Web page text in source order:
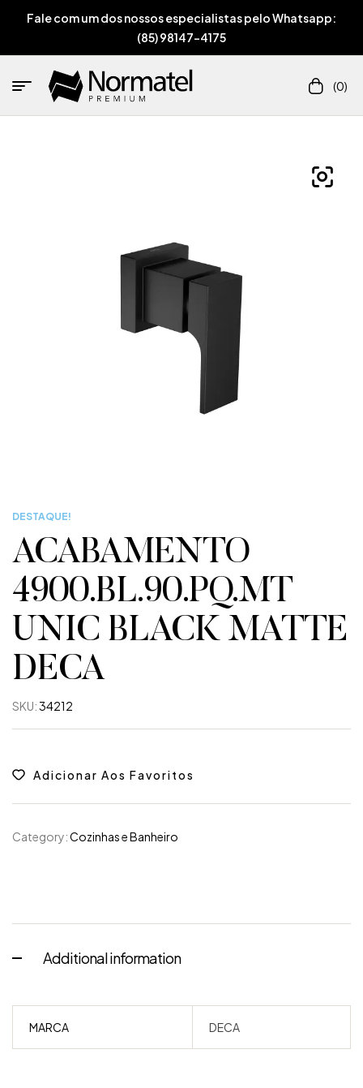
Fale com um dos nossos especialistas pelo Whatsapp:
(85) 98147-4175
(0)
DESTAQUE!
ACABAMENTO
4900.BL.90.PQ.MT
UNIC BLACK MATTE
DECA
SKU:34212
Adicionar Aos Favoritos
Category:Cozinhas e Banheiro
Additional information
MARCA DECA